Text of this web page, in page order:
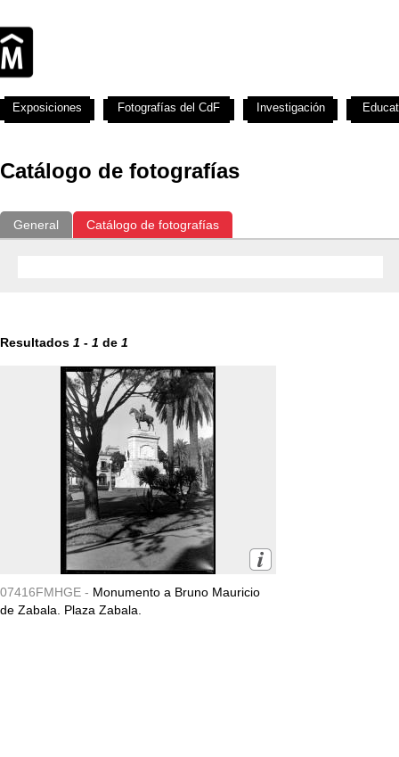
Catálogo de fotografías
General Catálogo de fotografías
Resultados 1 - 1 de 1
07416FMHGE - Monumento a Bruno Mauricio
de Zabala. Plaza Zabala.
Exposiciones Fotografías del CdF Investigación